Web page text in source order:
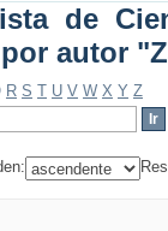
de
autor
R S T U V W X Y Z